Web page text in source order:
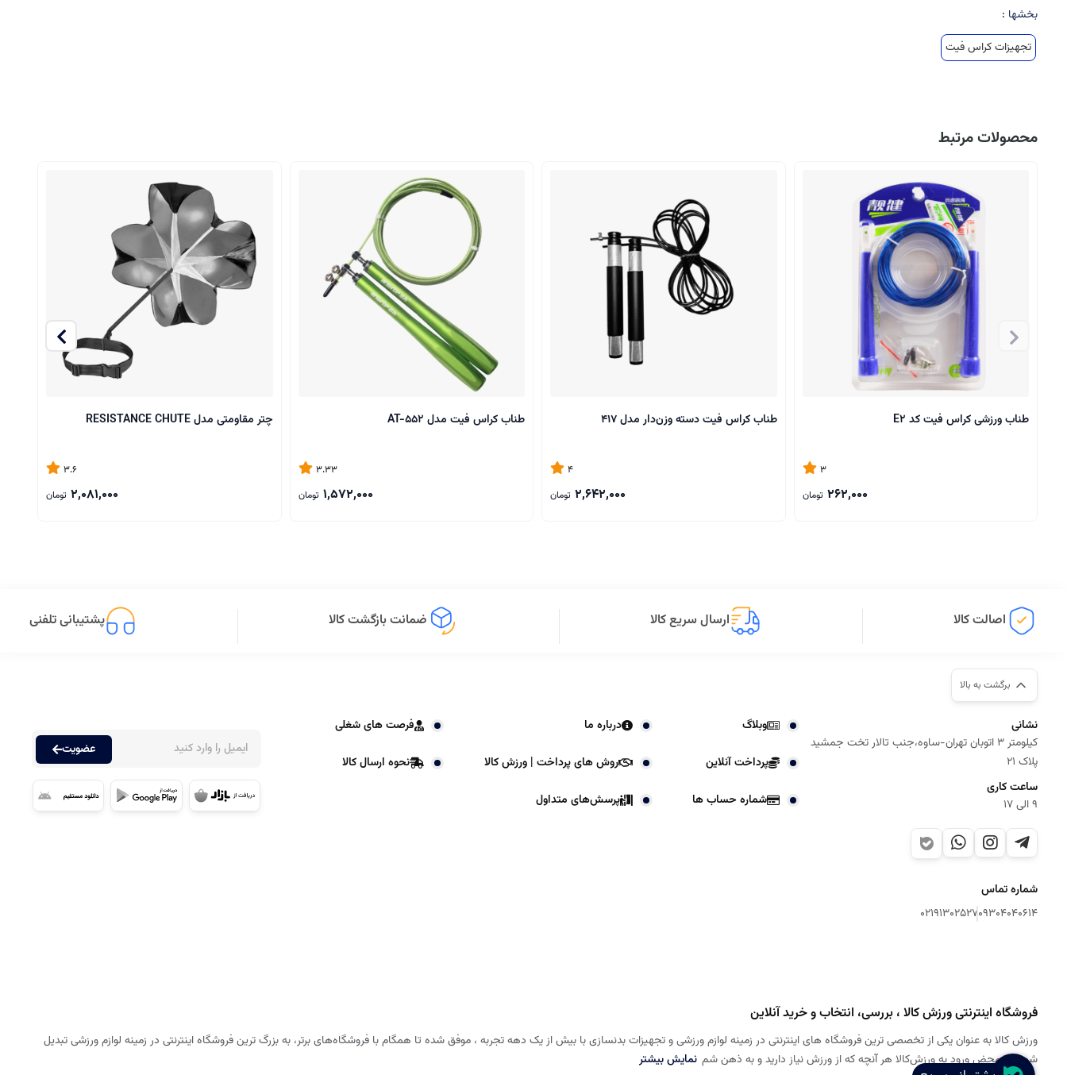
بخشها :
تجهیزات کراس فیت
محصولات مرتبط
طناب ورزشی کراس فیت کد E2
3
262,000 تومان
طناب کراس فیت دسته وزن‌دار مدل 417
4
2,642,000 تومان
طناب کراس فیت مدل AT-552
3.33
1,572,000 تومان
چتر مقاومتی مدل RESISTANCE CHUTE
3.6
2,081,000 تومان
اصالت کالا ارسال سریع کالا ضمانت بازگشت کالا پشتیبانی تلفنی
برگشت به بالا
نشانی
کیلومتر 3 اتوبان تهران-ساوه،جنب تالار تخت جمشید
پلاک 21
ساعت کاری
9 الی 17
شماره تماس
09304040614
02191302527
وبلاگ درباره ما فرصت های شغلی
پرداخت آنلاین روش های پرداخت | ورزش کالا نحوه ارسال کالا
شماره حساب ها پرسش‌های متداول
عضویت
فروشگاه اینترنتی ورزش کالا ، بررسی، انتخاب و خرید آنلاین
ورزش کالا به عنوان یکی از تخصصی ترین فروشگاه های اینترنتی در زمینه لوازم ورزشی و تجهیزات بدنسازی با بیش از یک دهه تجربه ، موفق شده تا همگام با فروشگاه‌های برتر، به بزرگ ترین فروشگاه اینترنتی در زمینه لوازم ورزشی تبدیل
شود. به محض ورود به ورزش‌کالا هر آنچه که از ورزش نیاز دارید و به ذهن شم نمایش بیشتر